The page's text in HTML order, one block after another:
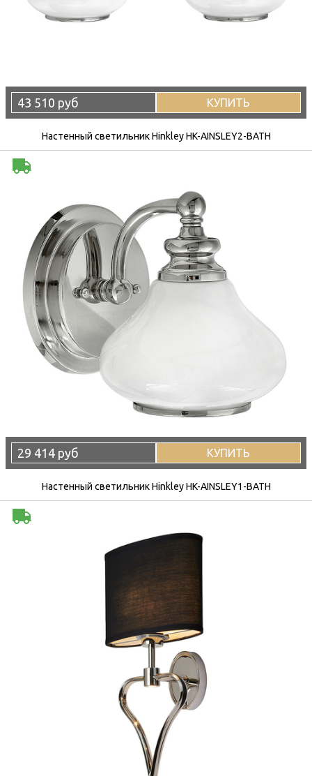
43 510 руб КУПИТЬ
Настенный светильник Hinkley HK-AINSLEY2-BATH
29 414 руб КУПИТЬ
Настенный светильник Hinkley HK-AINSLEY1-BATH